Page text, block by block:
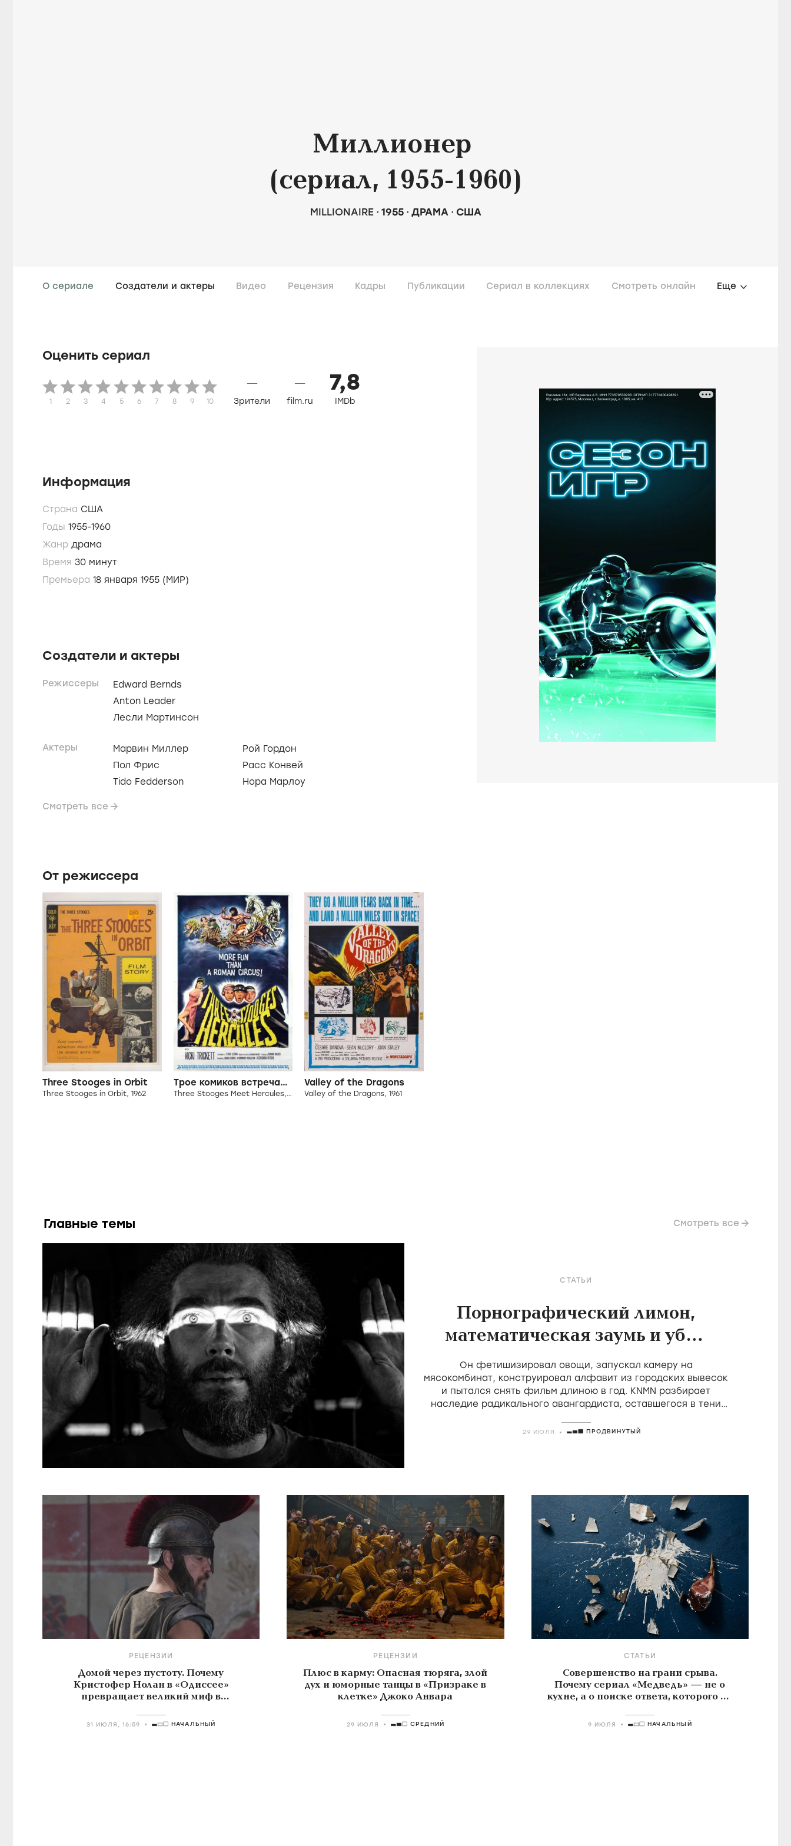
Миллионер
(сериал, 1955-1960)
MILLIONAIRE 1955 ДРАМА США
О сериале Создатели и актеры Видео Рецензия Кадры Публикации Сериал в коллекциях Смотреть онлайн Еще
Оценить сериал
1 2 3 4 5 6 7 8 9 10
—
Зрители
—
film.ru
7,8
IMDb
Информация
Страна США
Годы 1955-1960
Жанр драма
Время
30 минут
Премьера 18 января 1955 (МИР)
Создатели и актеры
Режиссеры
Edward Bernds
Anton Leader
Лесли Мартинсон
Актеры
Марвин Миллер
Пол Фрис
Tido Fedderson
Рой Гордон
Расс Конвей
Нора Марлоу
Смотреть все
От режиссера
Three Stooges in Orbit
Three Stooges in Orbit, 1962
Трое комиков встречают Геркулеса
Three Stooges Meet Hercules, 1962
Valley of the Dragons
Valley of the Dragons, 1961
Главные темы Смотреть все
СТАТЬИ
Порнографический лимон,
математическая заумь и убой
скота в фильмах Холлиса
Фрэмптона
Он фетишизировал овощи, запускал камеру на
мясокомбинат, конструировал алфавит из городских вывесок
и пытался снять фильм длиною в год. KNMN разбирает
наследие радикального авангардиста, оставшегося в тени
29 ИЮЛЯ ПРОДВИНУТЫЙ
РЕЦЕНЗИИ
Домой через пустоту. Почему
Кристофер Нолан в «Одиссее»
превращает великий миф в
31 ИЮЛЯ, 16:59 НАЧАЛЬНЫЙ
РЕЦЕНЗИИ
Плюс в карму: Опасная тюряга, злой
дух и юморные танцы в «Призраке в
клетке» Джоко Анвара
29 ИЮЛЯ СРЕДНИЙ
СТАТЬИ
Совершенство на грани срыва.
Почему сериал «Медведь» — не о
кухне, а о поиске ответа, которого не
9 ИЮЛЯ НАЧАЛЬНЫЙ